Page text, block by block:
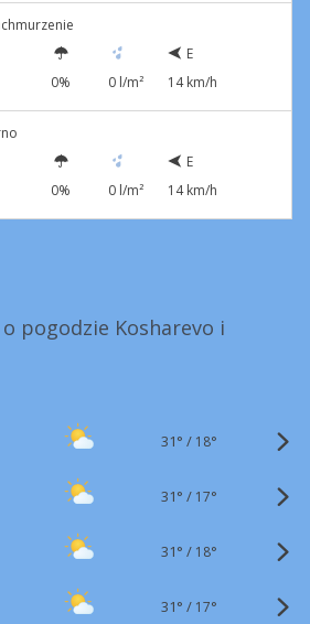
0% 0 l/m²
E
14 km/h
0% 0 l/m²
E
14 km/h
pogodzie Kosharevo i
31° / 18°
31° / 17°
31° / 18°
31° / 17°